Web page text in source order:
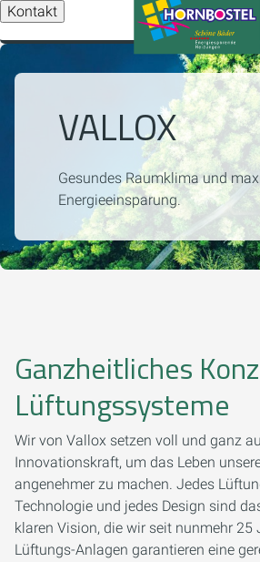
Kontakt
VALLOX
Gesundes Raumklima und
Energieeinsparung.
Ganzheitliches
Lüftungssysteme
Wir von Vallox setzen voll und ganz
Innovationskraft, um das Leben
angenehmer zu machen. Jedes
Technologie und jedes Design sind
klaren Vision, die wir seit nunmehr 25
Lüftungs-Anlagen garantieren eine